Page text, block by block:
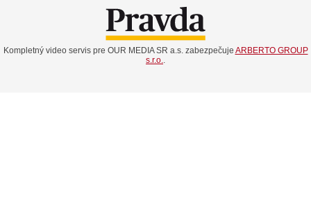
Kompletný video servis pre OUR MEDIA SR a.s. zabezpečuje ARBERTO GROUP
s.r.o..